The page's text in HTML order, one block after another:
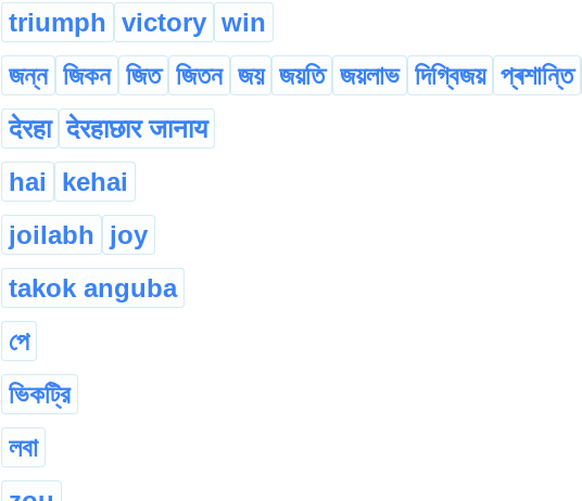
triumph victory win
জন্ন জিকন জিত জিতন জয় জয়তি জয়লাভ দিগ্বিজয় প্ৰশান্তি
देरहा देरहाछार जानाय
hai kehai
joilabh joy
takok anguba
পে
ভিকট্রি
লবা